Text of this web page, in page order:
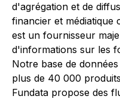
d'agrégation et de
financier et médiatique
est un fournisseur
d'informations sur les
Notre base de
plus de 40 000
Fundata propose des